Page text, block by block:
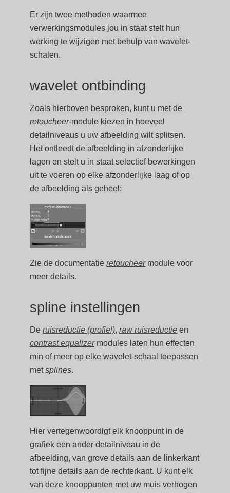
Er zijn twee methoden waarmee
verwerkingsmodules jou in staat stelt hun
werking te wijzigen met behulp van wavelet-
schalen.
wavelet ontbinding
Zoals hierboven besproken, kunt u met de
retoucheer-module kiezen in hoeveel
detailniveaus u uw afbeelding wilt splitsen.
Het ontleedt de afbeelding in afzonderlijke
lagen en stelt u in staat selectief bewerkingen
uit te voeren op elke afzonderlijke laag of op
de afbeelding als geheel:
Zie de documentatieretoucheermodule voor
meer details.
spline instellingen
Deruisreductie (profiel),raw ruisreductie en
contrast equalizermodules laten hun effecten
min of meer op elke wavelet-schaal toepassen
metsplines.
Hier vertegenwoordigt elk knooppunt in de
grafiek een ander detailniveau in de
afbeelding, van grove details aan de linkerkant
tot fijne details aan de rechterkant. U kunt elk
van deze knooppunten met uw muis verhogen